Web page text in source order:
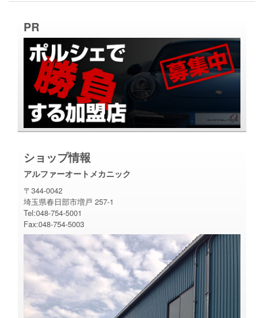
PR
ショップ情報
アルファーオートメカニック
〒344-0042
埼玉県春日部市増戸 257-1
Tel:048-754-5001
Fax:048-754-5003